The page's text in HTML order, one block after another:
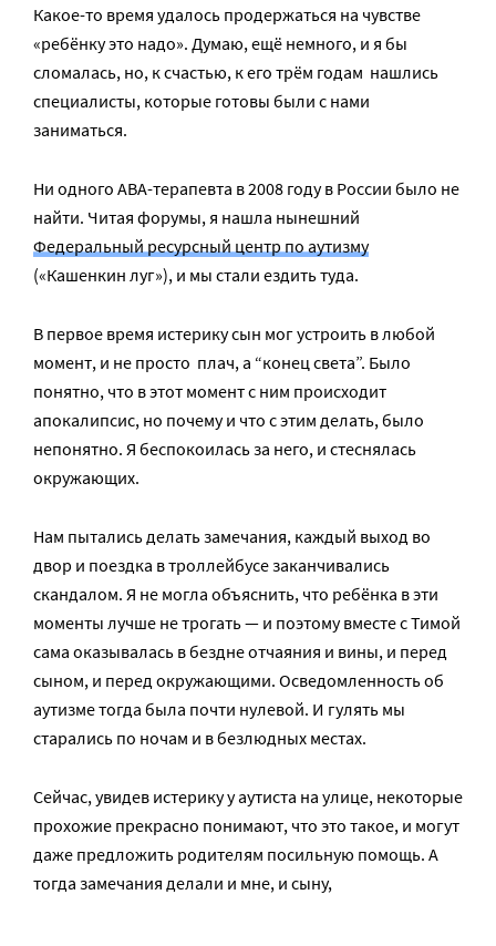
Какое-то время удалось продержаться на чувстве
«ребёнку это надо». Думаю, ещё немного, и я бы
сломалась, но, к счастью, к его трём годам нашлись
специалисты, которые готовы были с нами
заниматься.
Ни одного ABA-терапевта в 2008 году в России было не
найти. Читая форумы, я нашла нынешний
Федеральный ресурсный центр по аутизму
(«Кашенкин луг»), и мы стали ездить туда.
В первое время истерику сын мог устроить в любой
момент, и не просто плач, а “конец света”. Было
понятно, что в этот момент с ним происходит
апокалипсис, но почему и что с этим делать, было
непонятно. Я беспокоилась за него, и стеснялась
окружающих.
Нам пытались делать замечания, каждый выход во
двор и поездка в троллейбусе заканчивались
скандалом. Я не могла объяснить, что ребёнка в эти
моменты лучше не трогать — и поэтому вместе с Тимой
сама оказывалась в бездне отчаяния и вины, и перед
сыном, и перед окружающими. Осведомленность об
аутизме тогда была почти нулевой. И гулять мы
старались по ночам и в безлюдных местах.
Сейчас, увидев истерику у аутиста на улице, некоторые
прохожие прекрасно понимают, что это такое, и могут
даже предложить родителям посильную помощь. А
тогда замечания делали и мне, и сыну,